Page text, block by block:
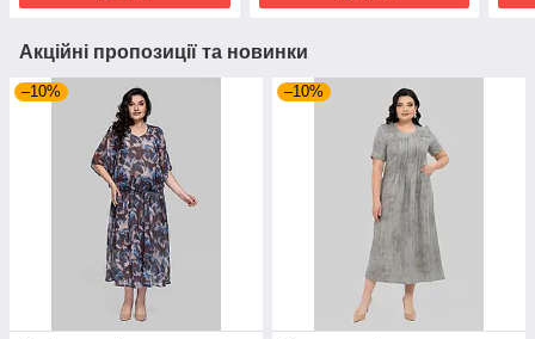
Акційні пропозиції та новинки
–10% –10%